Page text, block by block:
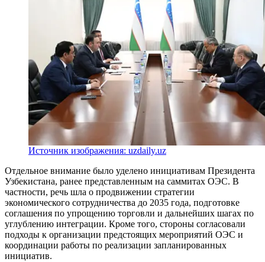
Источник изображения: uzdaily.uz
Отдельное внимание было уделено инициативам Президента
Узбекистана, ранее представленным на саммитах ОЭС. В
частности, речь шла о продвижении стратегии
экономического сотрудничества до 2035 года, подготовке
соглашения по упрощению торговли и дальнейших шагах по
углублению интеграции. Кроме того, стороны согласовали
подходы к организации предстоящих мероприятий ОЭС и
координации работы по реализации запланированных
инициатив.